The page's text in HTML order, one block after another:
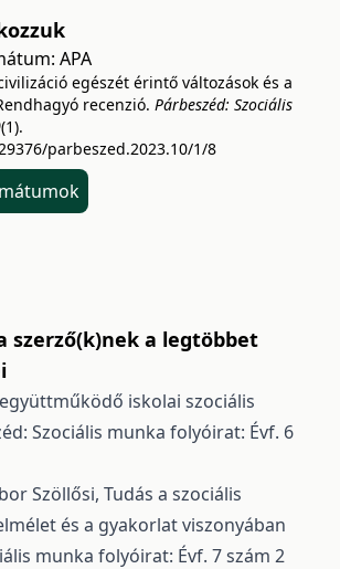
APA
egészét érintő változások és a
recenzió. Párbeszéd: Szociális
(1).
parbeszed.2023.10/1/8
szerző(k)nek a legtöbbet
iskolai szociális
Szociális munka folyóirat: Évf. 6
Szöllősi, Tudás a szociális
és a gyakorlat viszonyában
munka folyóirat: Évf. 7 szám 2